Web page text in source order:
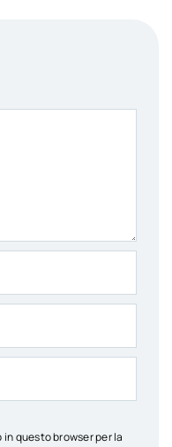
in questo browser per la